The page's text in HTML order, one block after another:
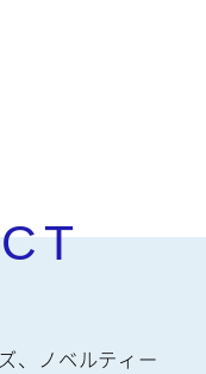
、ノベルティー